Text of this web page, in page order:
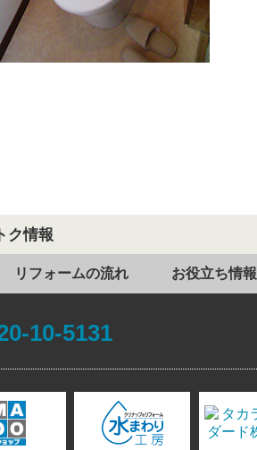
ク情報
リフォームの流れ お役立ち情報
10-5131